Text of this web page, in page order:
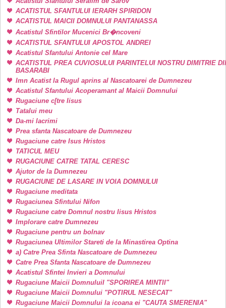
ACATISTUL SFANTULUI IERARH SPIRIDON
ACATISTUL MAICII DOMNULUI PANTANASSA
Acatistul Sfintilor Mucenici Br�ncoveni
ACATISTUL SFANTULUI APOSTOL ANDREI
Acatistul Sfantului Antonie cel Mare
ACATISTUL PREA CUVIOSULUI PARINTELUI NOSTRU DIMITRIE
BASARABI
Imn Acatist la Rugul aprins al Nascatoarei de Dumnezeu
Acatistul Sfantului Acoperamant al Maicii Domnului
Rugaciune c[tre Iisus
Tatalui meu
Da-mi lacrimi
Prea sfanta Nascatoare de Dumnezeu
Rugaciune catre Isus Hristos
TATICUL MEU
RUGACIUNE CATRE TATAL CERESC
Ajutor de la Dumnezeu
RUGACIUNE DE LASARE IN VOIA DOMNULUI
Rugaciune meditata
Rugaciunea Sfintului Nifon
Rugaciune catre Domnul nostru Iisus Hristos
Implorare catre Dumnezeu
Rugaciune pentru un bolnav
Rugaciunea Ultimilor Stareti de la Minastirea Optina
a) Catre Prea Sfinta Nascatoare de Dumnezeu
Catre Prea Sfanta Nascatoare de Dumnezeu
Acatistul Sfintei Invieri a Domnului
Rugaciune Maicii DomnuluiI "SPORIREA MINTII"
Rugaciune Maicii Domnului "POTIRUL NESECAT"
Rugaciune Maicii Domnului la icoana ei "CAUTA SMERENIA"